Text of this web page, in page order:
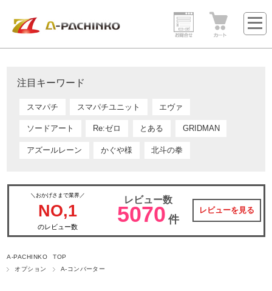
注目キーワード
スマパチ スマパチユニット エヴァ
ソードアート Re:ゼロ とある GRIDMAN
アズールレーン かぐや様 北斗の拳
＼おかげさまで業界／
NO,1
のレビュー数
レビュー数
5070 件
レビューを見る
A-PACHINKO TOP
オプション
A-コンバーター